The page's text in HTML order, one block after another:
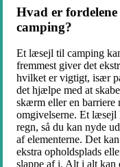
Hvad er
camping?
Et læsejl til camping
fremmest giver det
hvilket er vigtigt, især
det hjælpe med at
skærm eller en barriere
omgivelserne. Et læsejl
regn, så du kan nyde
af elementerne. Det
ekstra opholdsplads
slappe af i. Alt i alt